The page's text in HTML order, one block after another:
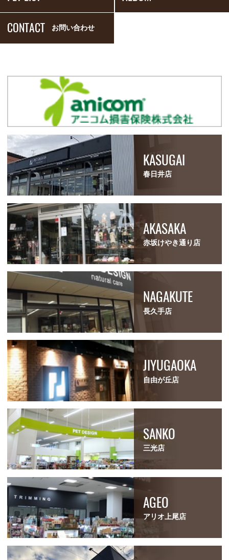
CONTACT お問い合わせ
KASUGAI
春日井店
AKASAKA
赤坂けやき通り店
NAGAKUTE
長久手店
JIYUGAOKA
自由が丘店
SANKO
三光店
AGEO
アリオ上尾店